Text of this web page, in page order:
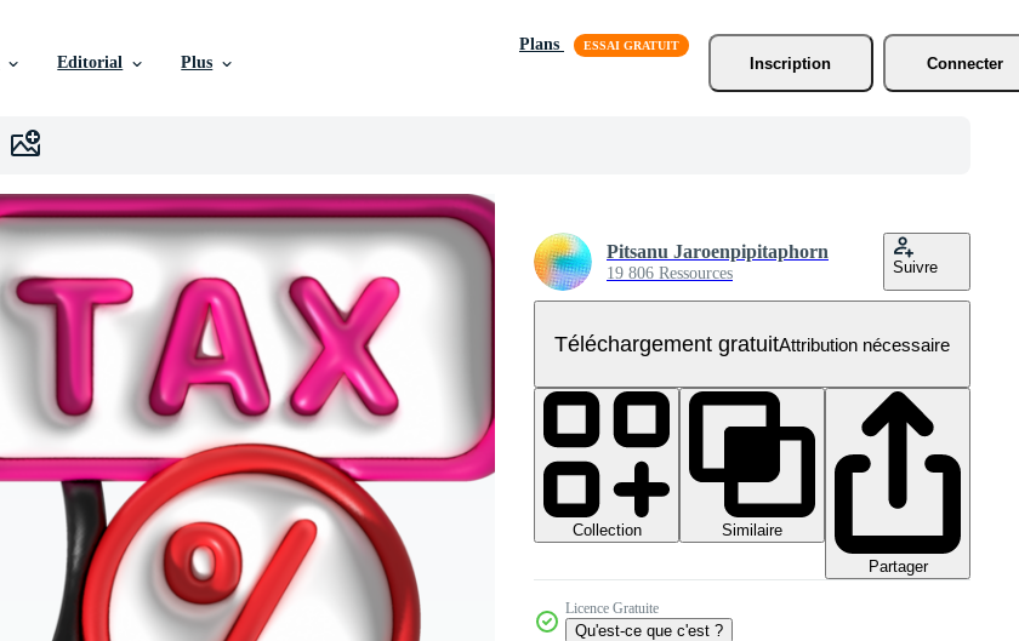
Editorial Plus
Plans
Inscription
Connecter
Pitsanu Jaroenpipitaphorn
19 806 Ressources Suivre
Téléchargement gratuitAttribution nécessaire
Collection
Similaire
Partager
Licence Gratuite
Qu'est-ce que c'est ?